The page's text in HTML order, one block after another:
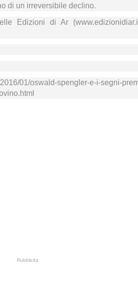
di un irreversibile declino.
Edizioni di Ar
01/oswald-spengler-e-i-segni-
Pubblicità